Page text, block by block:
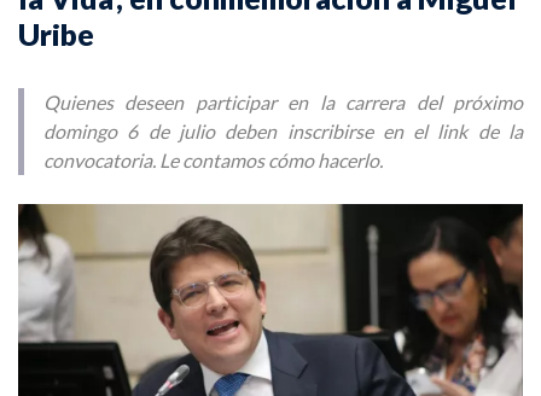
Uribe
Quienes deseen participar en la carrera del próximo
domingo 6 de julio deben inscribirse en el link de la
convocatoria. Le contamos cómo hacerlo.